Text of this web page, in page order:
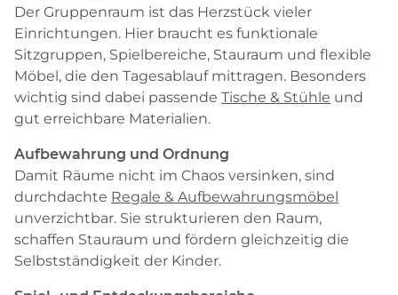
Der Gruppenraum ist das Herzstück vieler
Einrichtungen. Hier braucht es funktionale
Sitzgruppen, Spielbereiche, Stauraum und flexible
Möbel, die den Tagesablauf mittragen. Besonders
wichtig sind dabei passende Tische & Stühle und
gut erreichbare Materialien.
Aufbewahrung und Ordnung
Damit Räume nicht im Chaos versinken, sind
durchdachte Regale & Aufbewahrungsmöbel
unverzichtbar. Sie strukturieren den Raum,
schaffen Stauraum und fördern gleichzeitig die
Selbstständigkeit der Kinder.